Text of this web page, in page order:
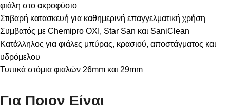
φιάλη στο ακροφύσιο
Στιβαρή κατασκευή για καθημερινή επαγγελματική χρήση
Συμβατός με Chemipro OXI, Star San και SaniClean
Κατάλληλος για φιάλες μπύρας, κρασιού, αποστάγματος και
υδρόμελου
Τυπικά στόμια φιαλών 26mm και 29mm
Για Ποιον Είναι